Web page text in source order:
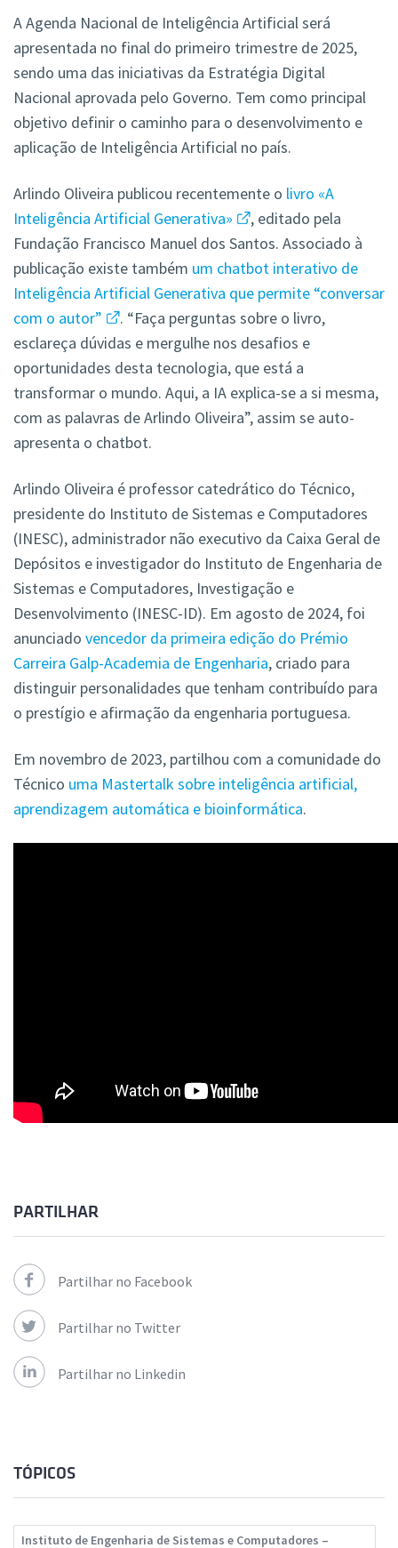
A Agenda Nacional de Inteligência Artificial será
apresentada no final do primeiro trimestre de 2025,
sendo uma das iniciativas da Estratégia Digital
Nacional aprovada pelo Governo. Tem como principal
objetivo definir o caminho para o desenvolvimento e
aplicação de Inteligência Artificial no país.
Arlindo Oliveira publicou recentemente o livro «A
Inteligência Artificial Generativa»
, editado pela
Fundação Francisco Manuel dos Santos. Associado à
publicação existe também um chatbot interativo de
Inteligência Artificial Generativa que permite “conversar
com o autor”
. “Faça perguntas sobre o livro,
esclareça dúvidas e mergulhe nos desafios e
oportunidades desta tecnologia, que está a
transformar o mundo. Aqui, a IA explica-se a si mesma,
com as palavras de Arlindo Oliveira”, assim se auto-
apresenta o chatbot.
Arlindo Oliveira é professor catedrático do Técnico,
presidente do Instituto de Sistemas e Computadores
(INESC), administrador não executivo da Caixa Geral de
Depósitos e investigador do Instituto de Engenharia de
Sistemas e Computadores, Investigação e
Desenvolvimento (INESC-ID). Em agosto de 2024, foi
anunciado vencedor da primeira edição do Prémio
Carreira Galp-Academia de Engenharia, criado para
distinguir personalidades que tenham contribuído para
o prestígio e afirmação da engenharia portuguesa.
Em novembro de 2023, partilhou com a comunidade do
Técnico uma Mastertalk sobre inteligência artificial,
aprendizagem automática e bioinformática.
PARTILHAR
Partilhar no Facebook
Partilhar no Twitter
Partilhar no Linkedin
TÓPICOS
Instituto de Engenharia de Sistemas e Computadores –